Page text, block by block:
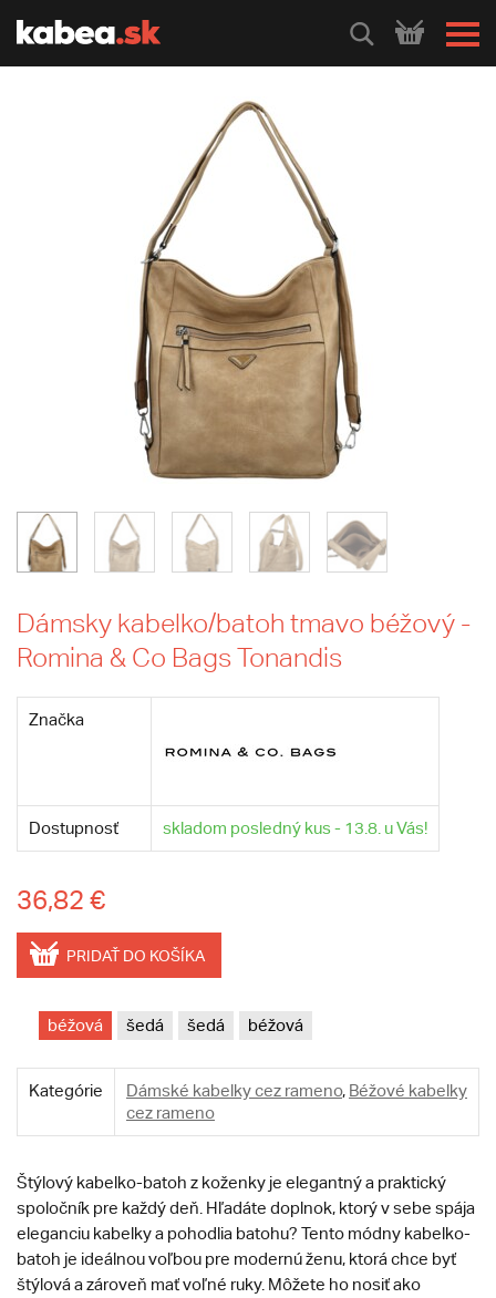
HLEDEJ
Dámsky kabelko/batoh tmavo béžový -
Romina & Co Bags Tonandis
Značka
Dostupnosť skladom posledný kus - 13.8. u Vás!
36,82 €
PRIDAŤ DO KOŠÍKA
béžová šedá šedá béžová
Kategórie Dámské kabelky cez rameno, Béžové kabelky
cez rameno
Štýlový kabelko-batoh z koženky je elegantný a praktický
spoločník pre každý deň. Hľadáte doplnok, ktorý v sebe spája
eleganciu kabelky a pohodlia batohu? Tento módny kabelko-
batoh je ideálnou voľbou pre modernú ženu, ktorá chce byť
štýlová a zároveň mať voľné ruky. Môžete ho nosiť ako